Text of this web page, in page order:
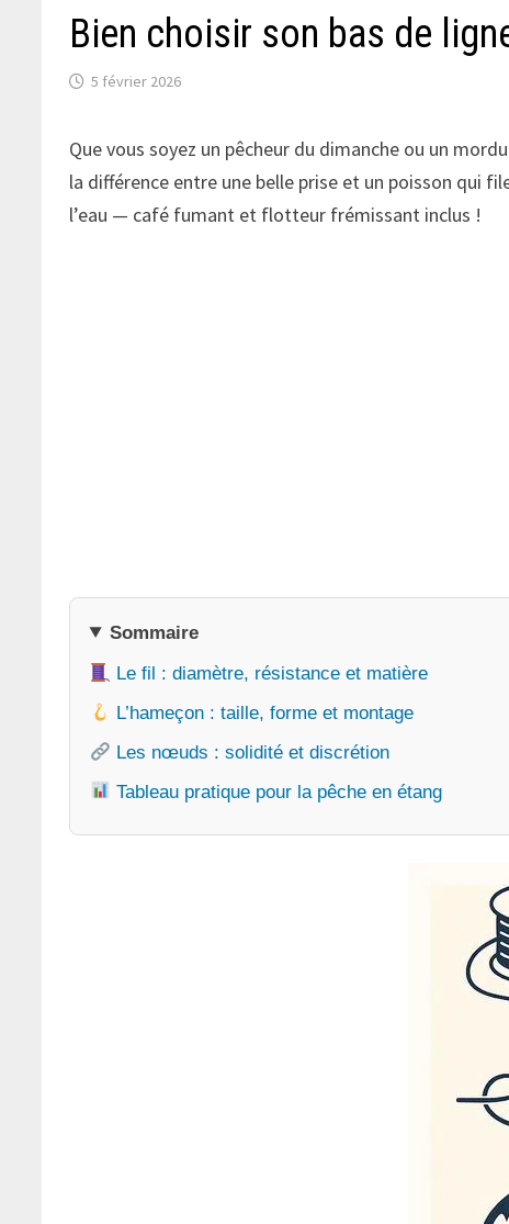
Bien choisir son bas de
5 février 2026
Que vous soyez un pêcheur du dimanche ou un
la différence entre une belle prise et un poisson qui
l’eau — café fumant et flotteur frémissant inclus !
Sommaire
Le fil : diamètre, résistance et matière
L’hameçon : taille, forme et montage
Les nœuds : solidité et discrétion
Tableau pratique pour la pêche en étang